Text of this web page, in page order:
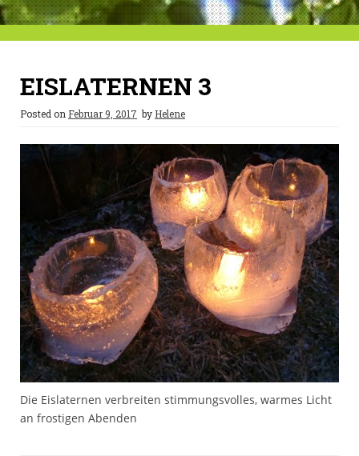
EISLATERNEN 3
Posted on Februar 9, 2017 by Helene
Die Eislaternen verbreiten stimmungsvolles, warmes Licht
an frostigen Abenden